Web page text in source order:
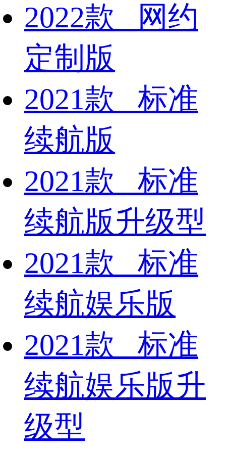
2022款 网约
定制版
2021款 标准
续航版
2021款 标准
续航版升级型
2021款 标准
续航娱乐版
2021款 标准
续航娱乐版升
级型